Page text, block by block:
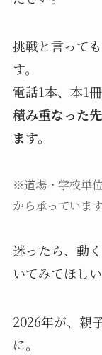
挑戦と言って
す。
電話1本、本1
積み重なった
ます。
※道場・学校単
から承っています
迷ったら、動
いてみてほし
2026年が、親
に。